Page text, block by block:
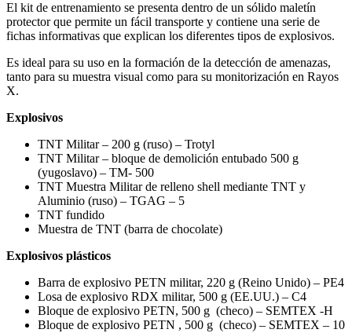
El kit de entrenamiento se presenta dentro de un sólido maletín
protector que permite un fácil transporte y contiene una serie de
fichas informativas que explican los diferentes tipos de explosivos.
Es ideal para su uso en la formación de la detección de amenazas,
tanto para su muestra visual como para su monitorización en Rayos
X.
Explosivos
TNT Militar – 200 g (ruso) – Trotyl
TNT Militar – bloque de demolición entubado 500 g
(yugoslavo) – TM- 500
TNT Muestra Militar de relleno shell mediante TNT y
Aluminio (ruso) – TGAG – 5
TNT fundido
Muestra de TNT (barra de chocolate)
Explosivos plásticos
Barra de explosivo PETN militar, 220 g (Reino Unido) – PE4
Losa de explosivo RDX militar, 500 g (EE.UU.) – C4
Bloque de explosivo PETN, 500 g (checo) – SEMTEX -H
Bloque de explosivo PETN , 500 g (checo) – SEMTEX – 10